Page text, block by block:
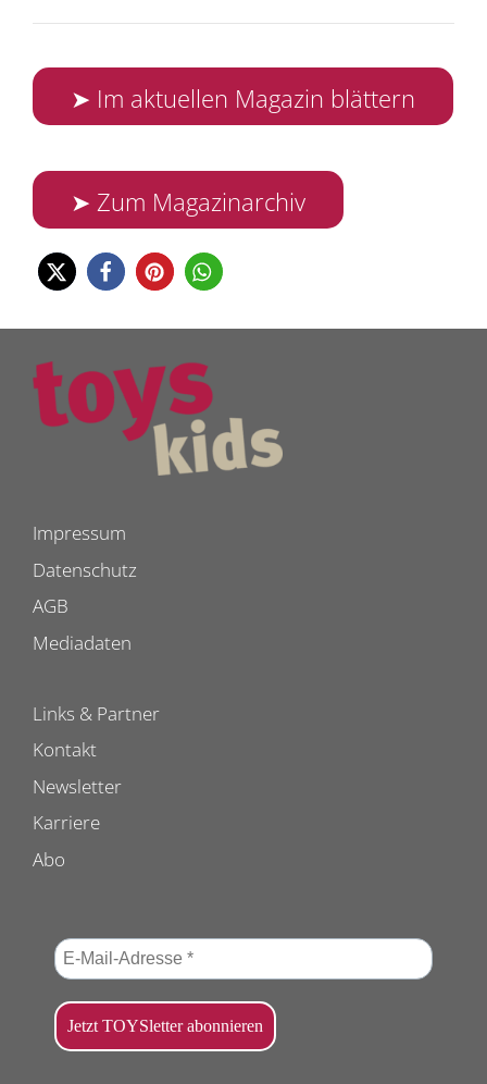
➤ Im aktuellen Magazin blättern
➤ Zum Magazinarchiv
Impressum
Datenschutz
AGB
Mediadaten
Links & Partner
Kontakt
Newsletter
Karriere
Abo